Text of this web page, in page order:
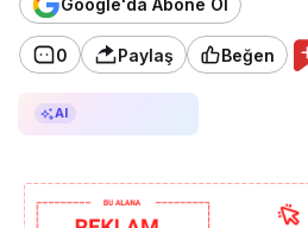
Google'da Abone Ol
0 Paylaş Beğen
AI